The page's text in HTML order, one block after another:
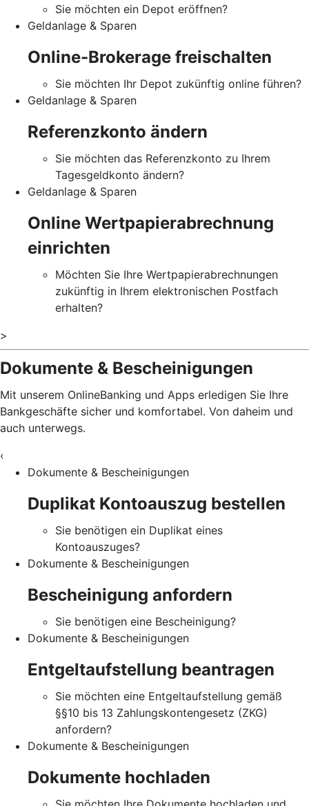
Sie möchten ein Depot eröffnen?
Geldanlage & Sparen
Online-Brokerage freischalten
Sie möchten Ihr Depot zukünftig online führen?
Geldanlage & Sparen
Referenzkonto ändern
Sie möchten das Referenzkonto zu Ihrem
Tagesgeldkonto ändern?
Geldanlage & Sparen
Online Wertpapierabrechnung
einrichten
Möchten Sie Ihre Wertpapierabrechnungen
zukünftig in Ihrem elektronischen Postfach
erhalten?
>
Dokumente & Bescheinigungen
Mit unserem OnlineBanking und Apps erledigen Sie Ihre
Bankgeschäfte sicher und komfortabel. Von daheim und
auch unterwegs.
‹
Dokumente & Bescheinigungen
Duplikat Kontoauszug bestellen
Sie benötigen ein Duplikat eines
Kontoauszuges?
Dokumente & Bescheinigungen
Bescheinigung anfordern
Sie benötigen eine Bescheinigung?
Dokumente & Bescheinigungen
Entgeltaufstellung beantragen
Sie möchten eine Entgeltaufstellung gemäß
§§10 bis 13 Zahlungskontengesetz (ZKG)
anfordern?
Dokumente & Bescheinigungen
Dokumente hochladen